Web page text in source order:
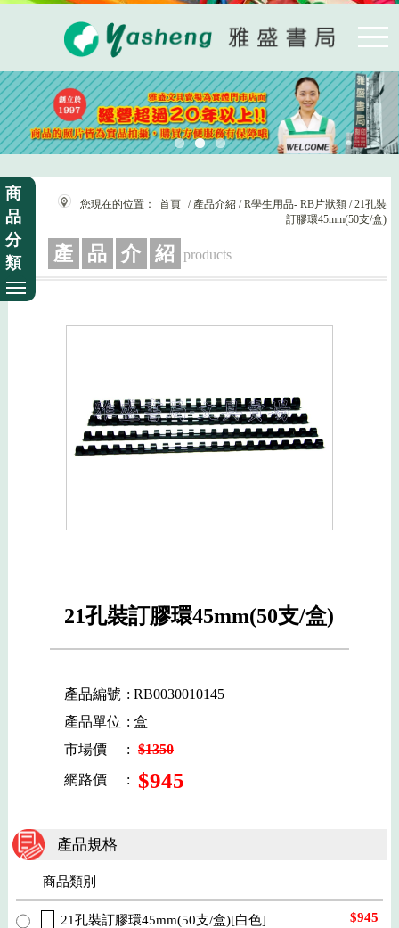
商
品
分
類
您現在的位置： 首頁 / 產品介紹 / R學生用品- RB片狀類 / 21孔裝
訂膠環45mm(50支/盒)
產 品 介 紹 products
21孔裝訂膠環45mm(50支/盒)
產品編號 : RB0030010145
產品單位 : 盒
市場價
: $1350
網路價
: $945
產品規格
商品類別
21孔裝訂膠環45mm(50支/盒)[白色]
$945